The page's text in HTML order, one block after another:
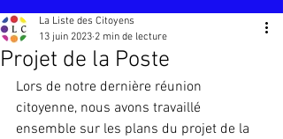
Projet de la Poste
La Liste des Citoyens
13 juin 2023 2 min de lecture
Lors de notre dernière réunion
citoyenne, nous avons travaillé
ensemble sur les plans du projet de la